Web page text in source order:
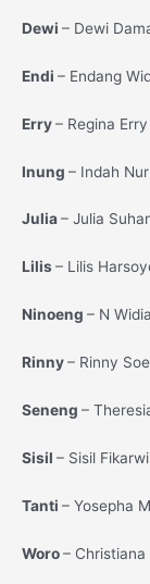
Dewi – Dewi
Endi – Endang
Erry– Regina
Inung – Indah
Julia– Julia
Lilis – Lilis
Ninoeng – N
Rinny– Rinny
Seneng –
Sisil – Sisil
Tanti – Yosepha
Woro–